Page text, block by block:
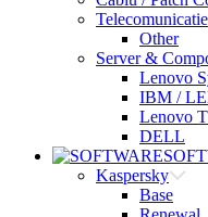
Telecomunicatie
Other
Server &
Lenovo
IBM /
Lenovo
DELL
Kaspersky
Base